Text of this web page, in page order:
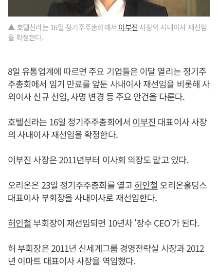
▲ 호텔신라는 16일 정기주주총회에서 이부진 사장의 사내이사 재선임
을 확정한다.
8일 유통업계에 따르면 주요 기업들은 이달 열리는 정기주
주총회에서 임기 만료를 앞둔 사내이사 재선임을 비롯해 사
외이사 신규 선임, 사명 변경 등 주요 안건을 다룬다.
호텔신라는 16일 정기주주총회에서 이부진 대표이사 사장
의 사내이사 재선임을 확정한다.
이부진 사장은 2011년부터 이사회 의장도 맡고 있다.
오리온은 23일 정기주주총회를 열고허인철 오리온홀딩스
대표이사 부회장을 사내이사로 재선임한다.
허인철부회장이 재선임되면 10년차 '장수 CEO'가 된다.
허 부회장은 2011년 신세계그룹 경영전략실 사장과 2012
년 이마트 대표이사 사장을 역임했다.